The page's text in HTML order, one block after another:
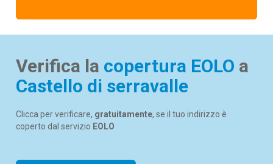
Verifica la copertura EOLO a
Castello di serravalle
Clicca per verificare, gratuitamente, se il tuo indirizzo è
coperto dal servizio EOLO